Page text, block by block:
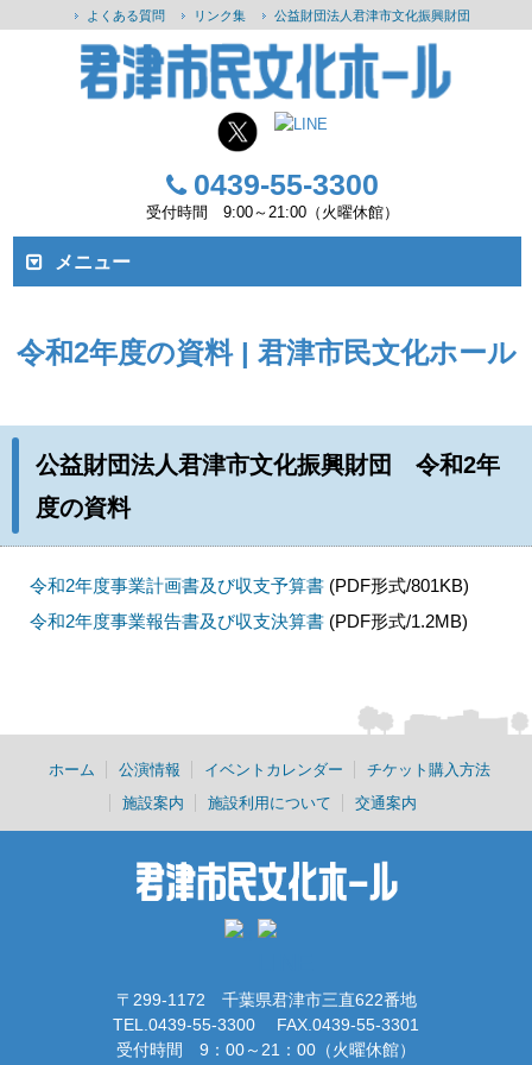
よくある質問 リンク集 公益財団法人君津市文化振興財団
0439-55-3300
受付時間 9:00～21:00（火曜休館）
メニュー
令和2年度の資料 | 君津市民文化ホール
公益財団法人君津市文化振興財団 令和2年
度の資料
令和2年度事業計画書及び収支予算書 (PDF形式/801KB)
令和2年度事業報告書及び収支決算書 (PDF形式/1.2MB)
ホーム 公演情報 イベントカレンダー
チケット購入方法
施設案内
施設利用について 交通案内
〒299-1172 千葉県君津市三直622番地
TEL.0439-55-3300 FAX.0439-55-3301
受付時間 9：00～21：00（火曜休館）